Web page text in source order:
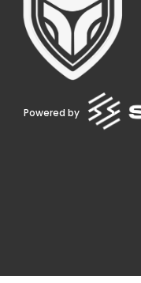
Powered by